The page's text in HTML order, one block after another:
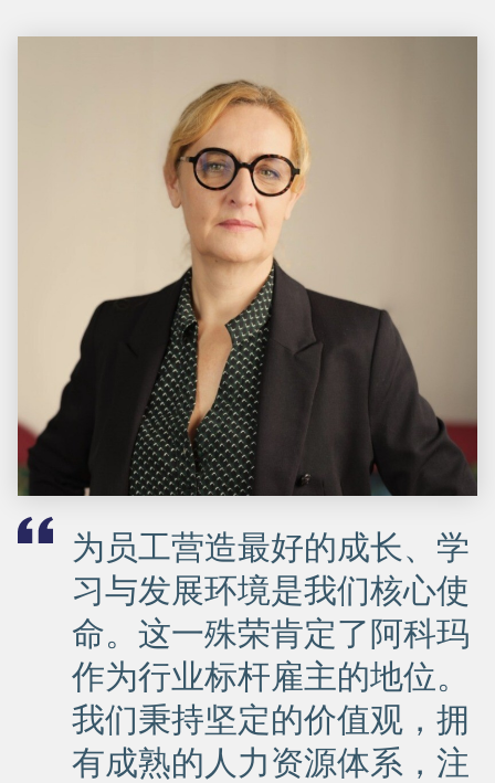
为员工营造最好的成长、学
习与发展环境是我们核心使
命。这一殊荣肯定了阿科玛
作为行业标杆雇主的地位。
我们秉持坚定的价值观，拥
有成熟的人力资源体系，注